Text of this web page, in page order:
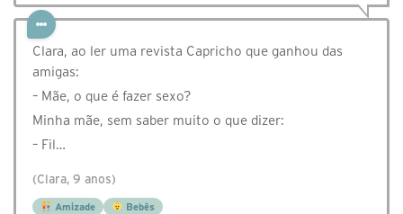
Clara, ao ler uma revista Capricho que ganhou das
amigas:
– Mãe, o que é fazer sexo?
Minha mãe, sem saber muito o que dizer:
– Fil…
(Clara, 9 anos)
Amizade Bebês